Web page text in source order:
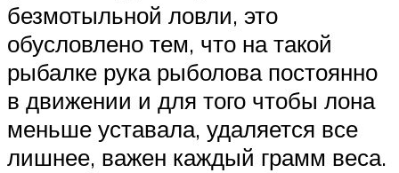
безмотыльной ловли, это
обусловлено тем, что на такой
рыбалке рука рыболова постоянно
в движении и для того чтобы лона
меньше уставала, удаляется все
лишнее, важен каждый грамм веса.